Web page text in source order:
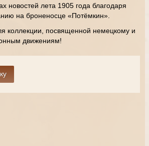
новостей лета 1905 года благодаря
на броненосце «Потёмкин».
коллекции, посвященной немецкому и
движениям!